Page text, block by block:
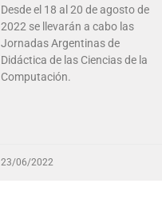
Desde el 18 al 20 de agosto de
2022 se llevarán a cabo las
Jornadas Argentinas de
Didáctica de las Ciencias de la
Computación.
23/06/2022